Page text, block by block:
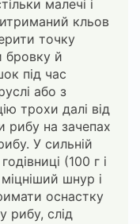
малечі і
кльов
точку
бровку й
під час
або з
трохи далі від
рибу на зачепах
У сильній
(100 г і
шнур і
оснастку
рибу, слід